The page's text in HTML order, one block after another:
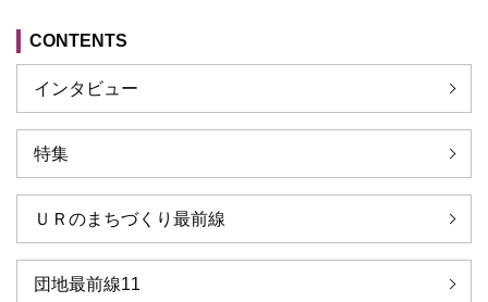
CONTENTS
インタビュー
特集
ＵＲのまちづくり最前線
団地最前線11